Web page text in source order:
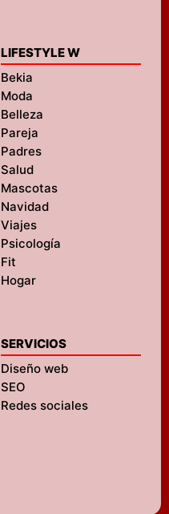
LIFESTYLE W
Bekia
Moda
Belleza
Pareja
Padres
Salud
Mascotas
Navidad
Viajes
Psicología
Fit
Hogar
SERVICIOS
Diseño web
SEO
Redes sociales